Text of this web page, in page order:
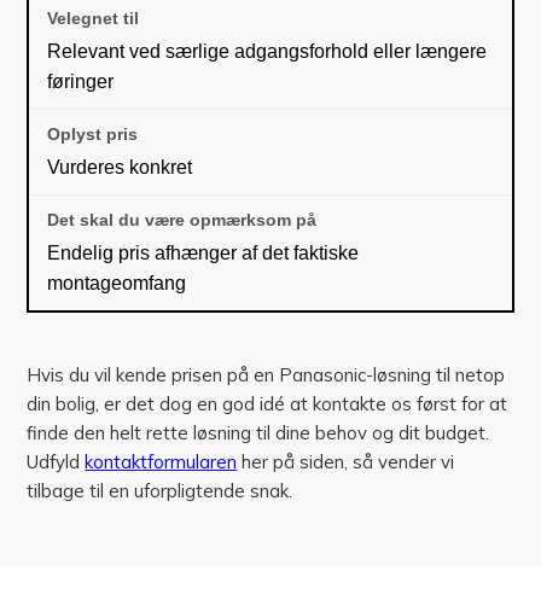
Relevant ved særlige adgangsforhold eller længere
føringer
Vurderes konkret
Endelig pris afhænger af det faktiske
montageomfang
Hvis du vil kende prisen på en Panasonic-løsning til netop
din bolig, er det dog en god idé at kontakte os først for at
finde den helt rette løsning til dine behov og dit budget.
Udfyld kontaktformularen her på siden, så vender vi
tilbage til en uforpligtende snak.